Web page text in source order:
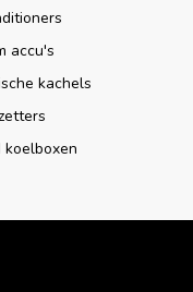
accu's
kachels
koelboxen